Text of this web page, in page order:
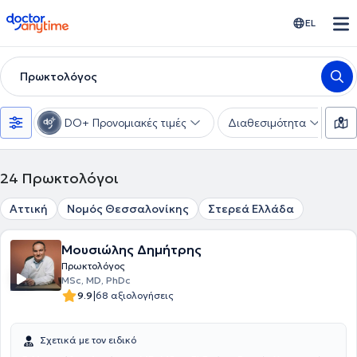
doctoranytime EL
Πρωκτολόγος
DO+ Προνομιακές τιμές Διαθεσιμότητα
24 Πρωκτολόγοι
Αττική Νομός Θεσσαλονίκης Στερεά Ελλάδα
Μουσιώλης Δημήτρης
Πρωκτολόγος
MSc, MD, PhDc
9.9|68 αξιολογήσεις
Σχετικά με τον ειδικό